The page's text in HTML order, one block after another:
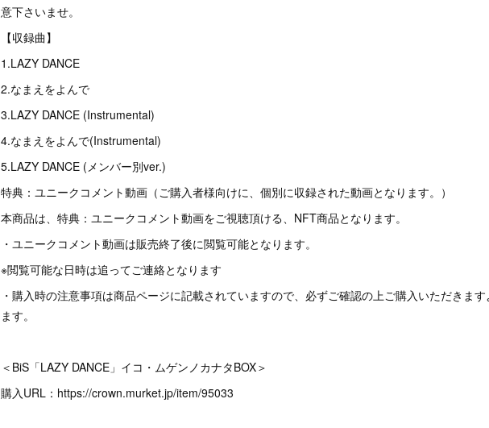
意下さいませ。
【収録曲】
1.LAZY DANCE
2.なまえをよんで
3.LAZY DANCE (Instrumental)
4.なまえをよんで(Instrumental)
5.LAZY DANCE (メンバー別ver.)
特典：ユニークコメント動画（ご購入者様向けに、個別に収録された動画となります。）
本商品は、特典：ユニークコメント動画をご視聴頂ける、NFT商品となります。
・ユニークコメント動画は販売終了後に閲覧可能となります。
※閲覧可能な日時は追ってご連絡となります
・購入時の注意事項は商品ページに記載されていますので、必ずご確認の上ご購入いただきま
ます。
＜BiS「LAZY DANCE」イコ・ムゲンノカナタBOX＞
購入URL：https://crown.murket.jp/item/95033